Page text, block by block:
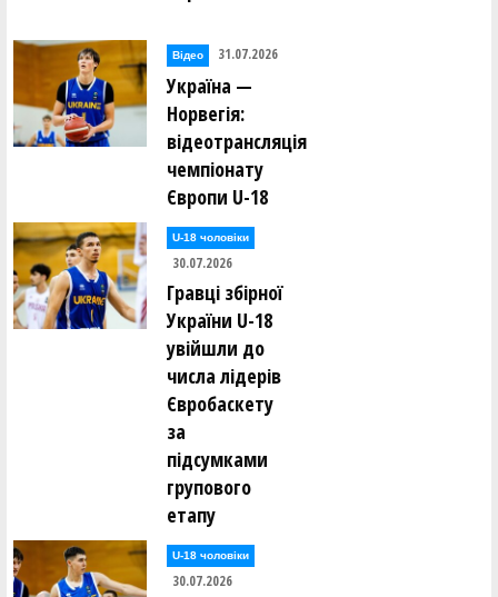
Відео 31.07.2026
Україна —
Норвегія:
відеотрансляція
чемпіонату
Європи U-18
U-18 чоловіки
30.07.2026
Гравці збірної
України U-18
увійшли до
числа лідерів
Євробаскету
за
підсумками
групового
етапу
U-18 чоловіки
30.07.2026